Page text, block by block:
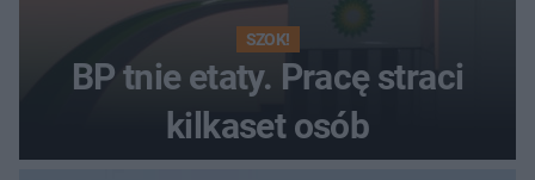
SZOK!
BP tnie etaty. Pracę straci
kilkaset osób